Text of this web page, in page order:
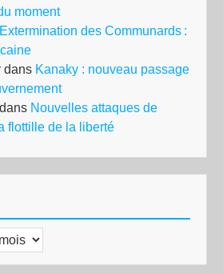
moment
des Communards :
dans Kanaky : nouveau passage
dans Nouvelles attaques de
flottille de la liberté